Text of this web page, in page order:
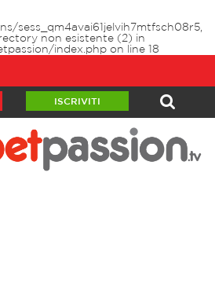
sess_qm4avai61jelvih7mtfsch08r5,
non esistente (2) in
index.php on line 18
ISCRIVITI